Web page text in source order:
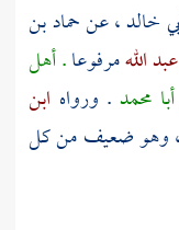
خالد، عنحماد بن
اللهمرفوعا. أهل
أبا محمد . ورواه ابن
، وهو ضعيف من كل